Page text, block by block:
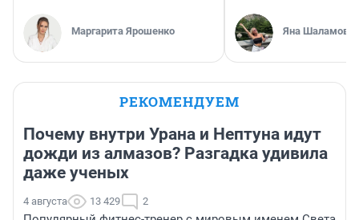
Маргарита Ярошенко Яна Шаламова
РЕКОМЕНДУЕМ
Почему внутри Урана и Нептуна идут
дожди из алмазов? Разгадка удивила
даже ученых
4 августа 13 429 2